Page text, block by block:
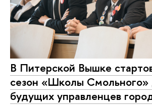
В Питерской Вышке
сезон «Школы Смольного»
будущих управленцев